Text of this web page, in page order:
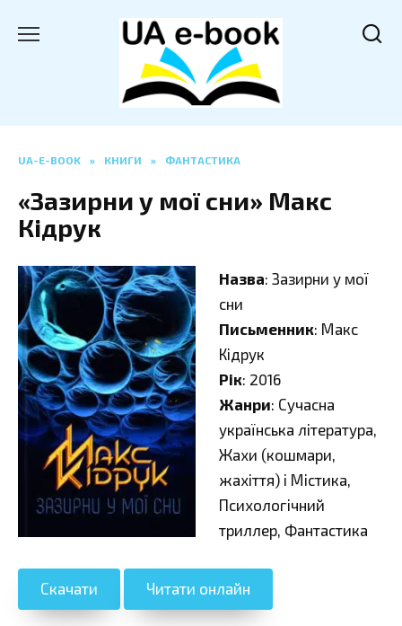
UA-E-BOOK » КНИГИ » ФАНТАСТИКА
«Зазирни у мої сни» Макс
Кідрук
Назва: Зазирни у мої
сни
Письменник: Макс
Кідрук
Рік: 2016
Жанри: Сучасна
українська література,
Жахи (кошмари,
жахіття) і Містика,
Психологічний
триллер, Фантастика
Скачати Читати онлайн